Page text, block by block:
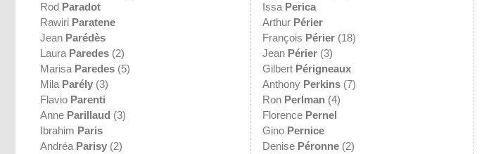
Rod Paradot
Rawiri Paratene
Jean Parédès
Laura Paredes (2)
Marisa Paredes (5)
Mila Parély (3)
Flavio Parenti
Anne Parillaud (3)
Ibrahim Paris
Andréa Parisy (2)
Issa Perica
Arthur Périer
François Périer (18)
Jean Périer (3)
Gilbert Périgneaux
Anthony Perkins (7)
Ron Perlman (4)
Florence Pernel
Gino Pernice
Denise Péronne (2)